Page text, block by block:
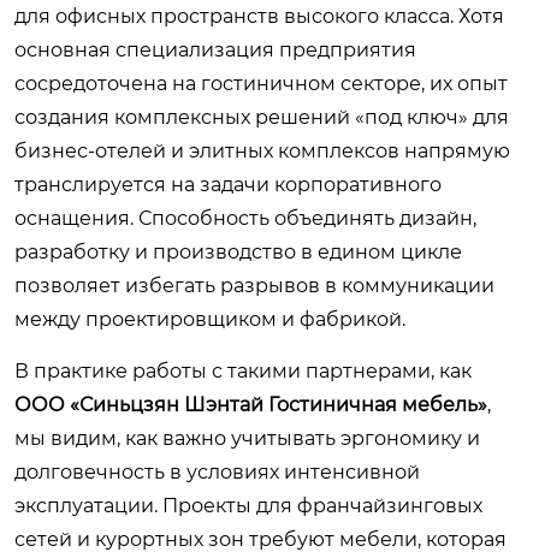
для офисных пространств высокого класса. Хотя
основная специализация предприятия
сосредоточена на гостиничном секторе, их опыт
создания комплексных решений «под ключ» для
бизнес-отелей и элитных комплексов напрямую
транслируется на задачи корпоративного
оснащения. Способность объединять дизайн,
разработку и производство в едином цикле
позволяет избегать разрывов в коммуникации
между проектировщиком и фабрикой.
В практике работы с такими партнерами, как
ООО «Синьцзян Шэнтай Гостиничная мебель»,
мы видим, как важно учитывать эргономику и
долговечность в условиях интенсивной
эксплуатации. Проекты для франчайзинговых
сетей и курортных зон требуют мебели, которая